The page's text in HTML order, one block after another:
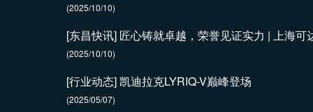
(2025/10/10)
[东昌快讯] 匠心铸就卓越，荣誉见证实力 | 上海
(2025/10/10)
[行业动态] 凯迪拉克LYRIQ-V巅峰登场
(2025/05/07)